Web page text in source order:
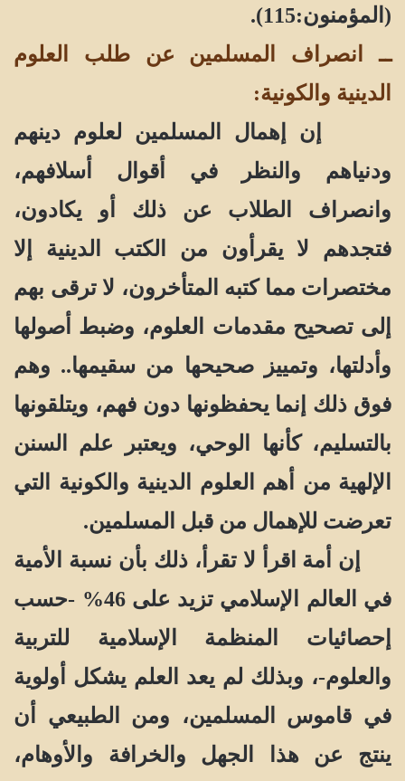
(المؤمنون:115).
ــ انصراف المسلمين عن طلب العلوم
الدينية والكونية:
إن إهمال المسلمين لعلوم دينهم
ودنياهم والنظر في أقوال أسلافهم،
وانصراف الطلاب عن ذلك أو يكادون،
فتجدهم لا يقرأون من الكتب الدينية إلا
مختصرات مما كتبه المتأخرون، لا ترقى بهم
إلى تصحيح مقدمات العلوم، وضبط أصولها
وأدلتها، وتمييز صحيحها من سقيمها.. وهم
فوق ذلك إنما يحفظونها دون فهم، ويتلقونها
بالتسليم، كأنها الوحي، ويعتبر علم السنن
الإلهية من أهم العلوم الدينية والكونية التي
تعرضت للإهمال من قبل المسلمين.
إن أمة اقرأ لا تقرأ، ذلك بأن نسبة الأمية
في العالم الإسلامي تزيد على 46% -حسب
إحصائيات المنظمة الإسلامية للتربية
والعلوم-، وبذلك لم يعد العلم يشكل أولوية
في قاموس المسلمين، ومن الطبيعي أن
ينتج عن هذا الجهل والخرافة والأوهام،